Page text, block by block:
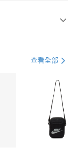
21家銀行
行
行
查看全部